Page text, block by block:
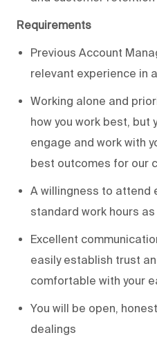
Requirements
Previous Account
relevant experience in
Working alone and
how you work best, but
engage and work with
best outcomes for our
A willingness to attend
standard work hours as
Excellent
easily establish trust
comfortable with your
You will be open,
dealings